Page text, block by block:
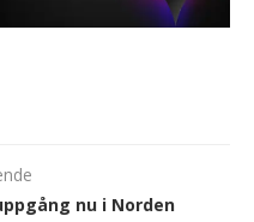
nu i Norden